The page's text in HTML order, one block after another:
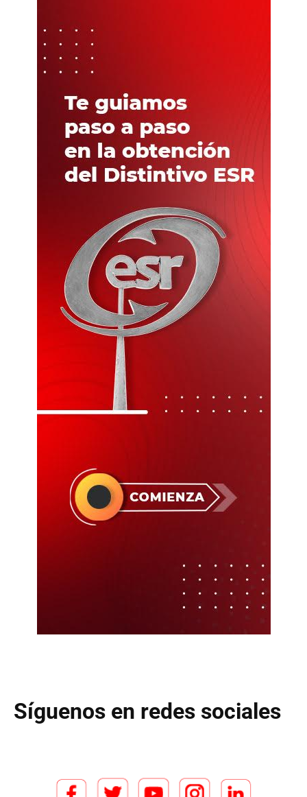
Síguenos en redes sociales